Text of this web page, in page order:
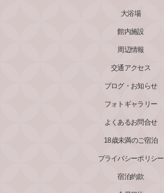
大浴場
館内施設
周辺情報
交通アクセス
ブログ・お知らせ
フォトギャラリー
よくあるお問合せ
18歳未満のご宿泊
プライバシーポリシー
宿泊約款